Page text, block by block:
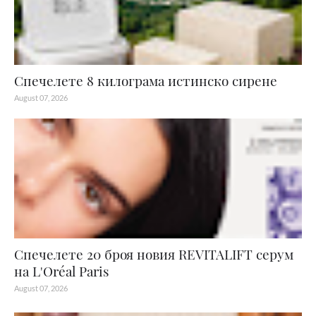
Спечелете 8 килограма истинско сирене
August 07, 2026
Спечелете 20 броя новия REVITALIFT серум
на L'Oréal Paris
August 07, 2026